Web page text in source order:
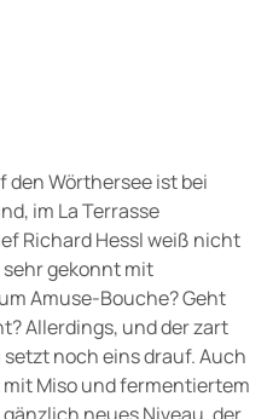
Wörthersee ist bei
im La Terrasse
Richard Hessl weiß nicht
gekonnt mit
Amuse-Bouche? Geht
Allerdings, und der zart
noch eins drauf. Auch
Miso und fermentiertem